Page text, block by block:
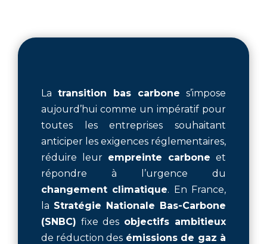
La transition bas carbone s’impose
aujourd’hui comme un impératif pour
toutes les entreprises souhaitant
anticiper les exigences réglementaires,
réduire leur empreinte carbone et
répondre à l’urgence du
changement climatique. En France,
la Stratégie Nationale Bas-Carbone
(SNBC) fixe des objectifs ambitieux
de réduction des émissions de gaz à